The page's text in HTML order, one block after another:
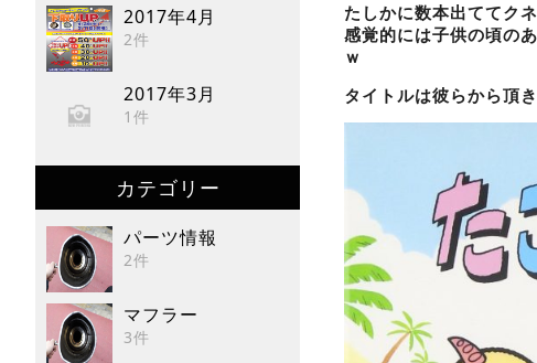
2017年4月
2件
2017年3月
1件
カテゴリー
パーツ情報
2件
マフラー
3件
たしかに数本出ててク
感覚的には子供の頃の
ｗ
タイトルは彼らから頂